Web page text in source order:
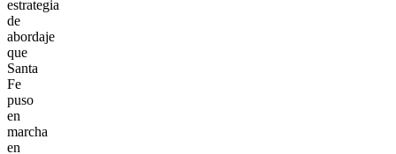
estrategia
de
abordaje
que
Santa
Fe
puso
en
marcha
en